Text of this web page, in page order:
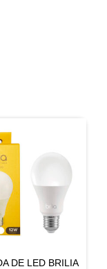
DE LED BRILIA